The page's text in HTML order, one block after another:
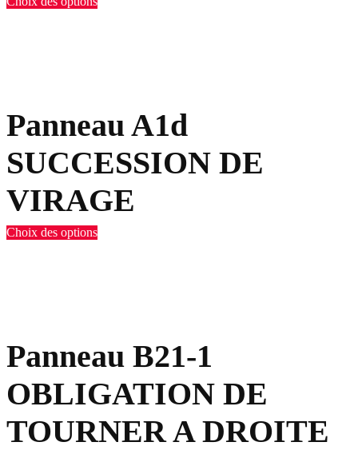
Panneau A1d
SUCCESSION DE
VIRAGE
Choix des options
Panneau B21-1
OBLIGATION DE
TOURNER A DROITE